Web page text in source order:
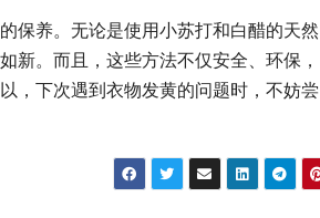
保养。无论是使用小苏打和白醋的天然
新。而且，这些方法不仅安全、环保，
，下次遇到衣物发黄的问题时，不妨尝